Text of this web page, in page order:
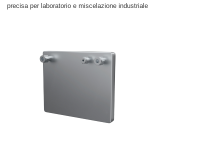
precisa per laboratorio e miscelazione industriale